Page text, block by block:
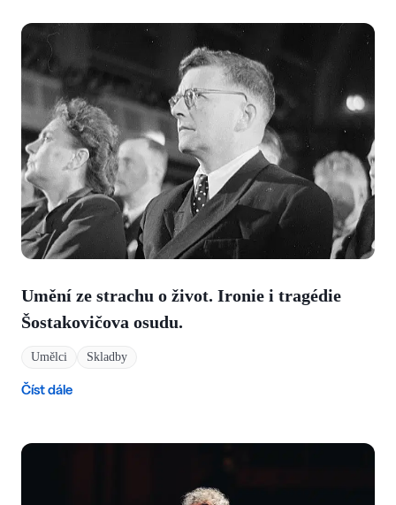
Umění ze strachu o život. Ironie i tragédie
Šostakovičova osudu.
Umělci Skladby
Číst dále